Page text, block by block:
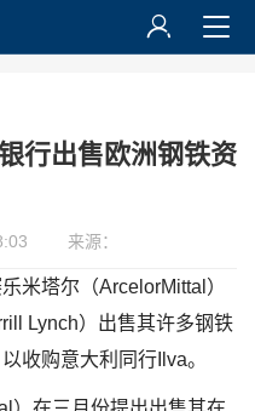
行出售欧洲钢铁资
来源：
米塔尔（ArcelorMittal）
Lynch）出售其许多钢铁
收购意大利同行Ilva。